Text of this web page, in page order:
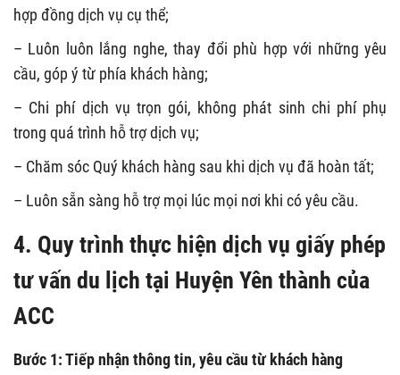
hợp đồng dịch vụ cụ thể;
– Luôn luôn lắng nghe, thay đổi phù hợp với những yêu
cầu, góp ý từ phía khách hàng;
– Chi phí dịch vụ trọn gói, không phát sinh chi phí phụ
trong quá trình hỗ trợ dịch vụ;
– Chăm sóc Quý khách hàng sau khi dịch vụ đã hoàn tất;
– Luôn sẵn sàng hỗ trợ mọi lúc mọi nơi khi có yêu cầu.
4. Quy trình thực hiện dịch vụ giấy phép
tư vấn du lịch tại Huyện Yên thành của
ACC
Bước 1: Tiếp nhận thông tin, yêu cầu từ khách hàng